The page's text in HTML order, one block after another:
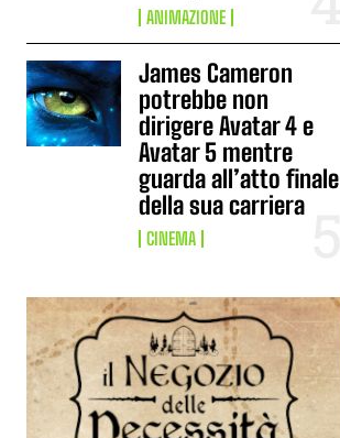
ANIMAZIONE
James Cameron
potrebbe non
dirigere Avatar 4 e
Avatar 5 mentre
guarda all’atto finale
della sua carriera
CINEMA